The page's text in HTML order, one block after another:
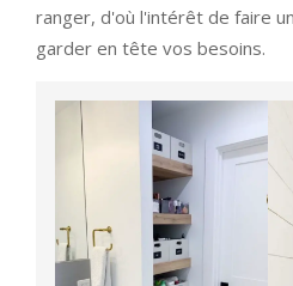
ranger, d'où l'intérêt de faire
garder en tête vos besoins.